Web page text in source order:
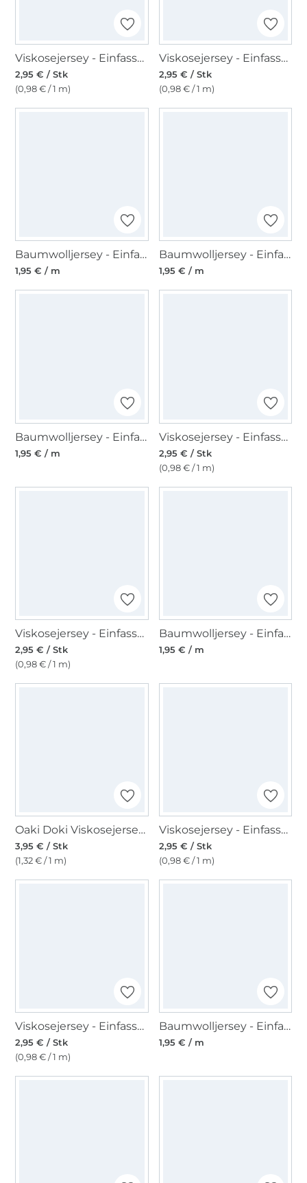
Viskosejersey - Einfassband 3m, weiss
2,95 € / Stk
(0,98 € / 1 m)
Viskosejersey - Einfassband 3m, bordeaux
2,95 € / Stk
(0,98 € / 1 m)
Baumwolljersey - Einfassband quer, altrosa
1,95 € / m
Baumwolljersey - Einfassband quer, braun
1,95 € / m
Baumwolljersey - Einfassband quer, hellgrau
1,95 € / m
Viskosejersey - Einfassband 3m, wollweiss
2,95 € / Stk
(0,98 € / 1 m)
Viskosejersey - Einfassband 3m, dunkelpetrol
2,95 € / Stk
(0,98 € / 1 m)
Baumwolljersey - Einfassband quer, sand
1,95 € / m
Oaki Doki Viskosejersey - Einfassband Leo 3m, weiss
3,95 € / Stk
(1,32 € / 1 m)
Viskosejersey - Einfassband 3m, army
2,95 € / Stk
(0,98 € / 1 m)
Viskosejersey - Einfassband 3m, lindgrün
2,95 € / Stk
(0,98 € / 1 m)
Baumwolljersey - Einfassband quer, rostrot
1,95 € / m